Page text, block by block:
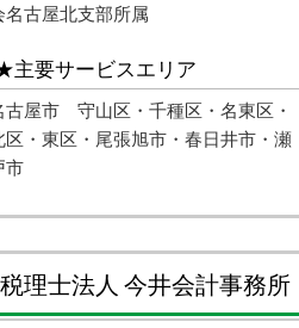
名古屋北支部所属
主要サービスエリア
古屋市 守山区・千種区・名東区・
区・東区・尾張旭市・春日井市・瀬
市
税理士法人 今井会計事務所